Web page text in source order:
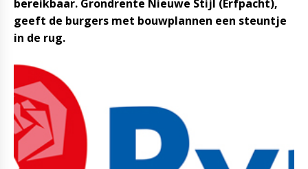
bereikbaar. Grondrente Nieuwe Stijl (Erfpacht),
geeft de burgers met bouwplannen een steuntje
in de rug.